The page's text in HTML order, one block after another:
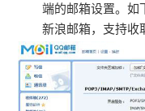
端的邮箱设置。如
新浪邮箱，支持收